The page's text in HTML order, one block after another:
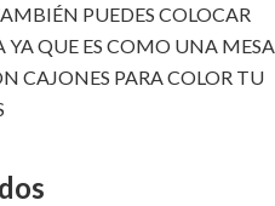
PUEDES COLOCAR
QUE ES COMO UNA MESA
CAJONES PARA COLOR TU